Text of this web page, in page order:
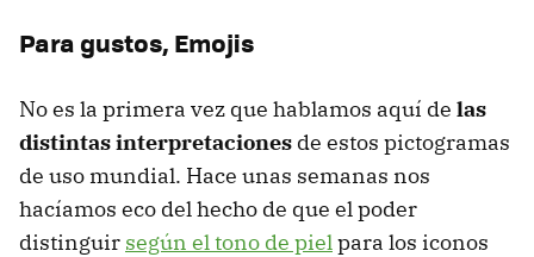
Para gustos, Emojis
No es la primera vez que hablamos aquí de las
distintas interpretaciones de estos pictogramas
de uso mundial. Hace unas semanas nos
hacíamos eco del hecho de que el poder
distinguir según el tono de pielpara los iconos